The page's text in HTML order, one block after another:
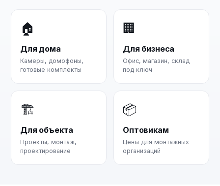
🏠
Для дома
Камеры, домофоны,
готовые комплекты
🏢
Для бизнеса
Офис, магазин, склад
под ключ
🏗
Для объекта
Проекты, монтаж,
проектирование
📦
Оптовикам
Цены для монтажных
организаций